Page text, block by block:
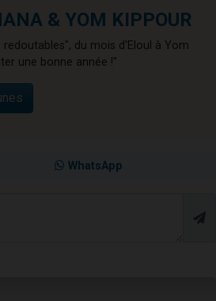
& YOM KIPPOUR
du mois d'Eloul à Yom
une bonne année !"
WhatsApp